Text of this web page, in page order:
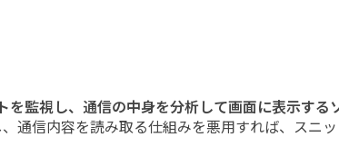
監視し、通信の中身を分析して画面に表示する
通信内容を読み取る仕組みを悪用すれば、スニッ